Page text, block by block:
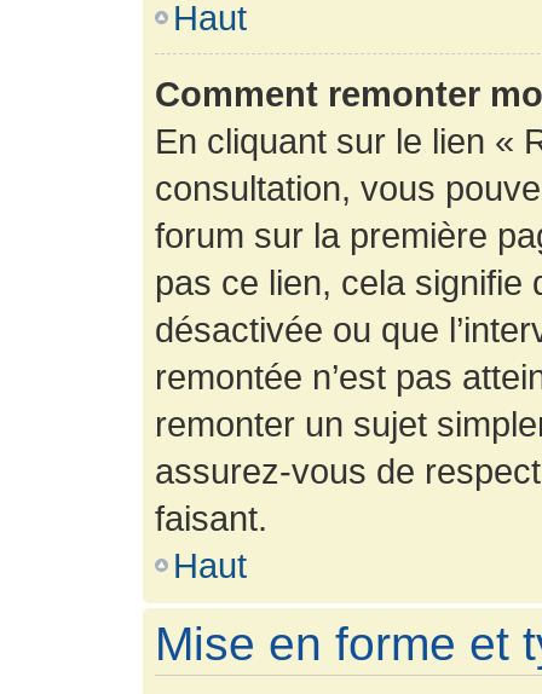
Haut
Comment remonter
En cliquant sur le lien «
consultation, vous
forum sur la première
pas ce lien, cela signifie
désactivée ou que
remontée n’est pas
remonter un sujet
assurez-vous de
faisant.
Haut
Mise en forme et